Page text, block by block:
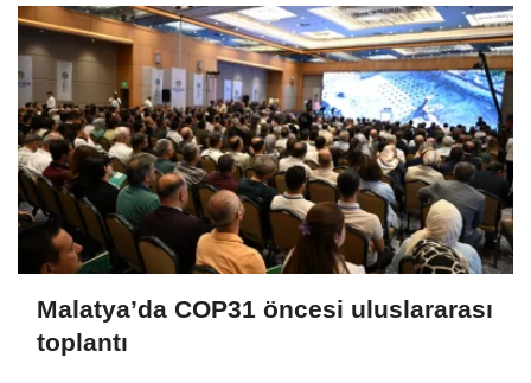
Malatya’da COP31 öncesi uluslararası
toplantı